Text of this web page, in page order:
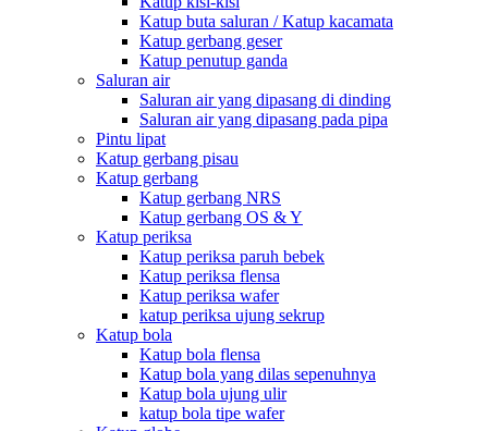
Katup buta saluran / Katup kacamata
Katup gerbang geser
Katup penutup ganda
Saluran air
Saluran air yang dipasang di dinding
Saluran air yang dipasang pada pipa
Pintu lipat
Katup gerbang pisau
Katup gerbang
Katup gerbang NRS
Katup gerbang OS & Y
Katup periksa
Katup periksa paruh bebek
Katup periksa flensa
Katup periksa wafer
katup periksa ujung sekrup
Katup bola
Katup bola flensa
Katup bola yang dilas sepenuhnya
Katup bola ujung ulir
katup bola tipe wafer